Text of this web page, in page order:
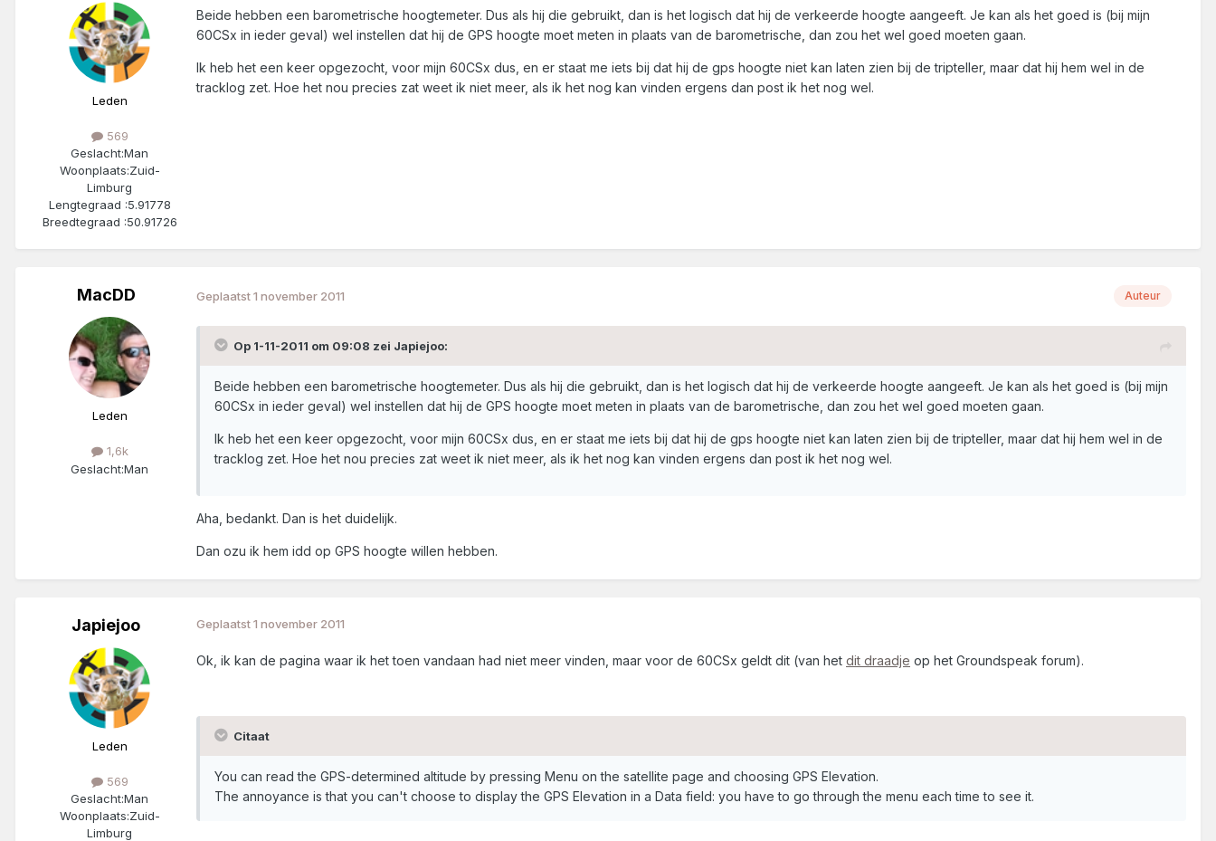
Leden
569
Geslacht:Man
Woonplaats:Zuid-
Limburg
Lengtegraad :5.91778
Breedtegraad :50.91726
Beide hebben een barometrische hoogtemeter. Dus als hij die gebruikt, dan is het logisch dat hij de verkeerde hoogte aangeeft. Je kan als het goed is (bij mijn
60CSx in ieder geval) wel instellen dat hij de GPS hoogte moet meten in plaats van de barometrische, dan zou het wel goed moeten gaan.
Ik heb het een keer opgezocht, voor mijn 60CSx dus, en er staat me iets bij dat hij de gps hoogte niet kan laten zien bij de tripteller, maar dat hij hem wel in de
tracklog zet. Hoe het nou precies zat weet ik niet meer, als ik het nog kan vinden ergens dan post ik het nog wel.
MacDD
Leden
1,6k
Geslacht:Man
Auteur
Geplaatst1 november 2011
Op 1-11-2011 om 09:08 zei Japiejoo:
Beide hebben een barometrische hoogtemeter. Dus als hij die gebruikt, dan is het logisch dat hij de verkeerde hoogte aangeeft. Je kan als het goed is (bij mijn
60CSx in ieder geval) wel instellen dat hij de GPS hoogte moet meten in plaats van de barometrische, dan zou het wel goed moeten gaan.
Ik heb het een keer opgezocht, voor mijn 60CSx dus, en er staat me iets bij dat hij de gps hoogte niet kan laten zien bij de tripteller, maar dat hij hem wel in de
tracklog zet. Hoe het nou precies zat weet ik niet meer, als ik het nog kan vinden ergens dan post ik het nog wel.
Aha, bedankt. Dan is het duidelijk.
Dan ozu ik hem idd op GPS hoogte willen hebben.
Japiejoo
Leden
569
Geslacht:Man
Woonplaats:Zuid-
Limburg
Geplaatst1 november 2011
Ok, ik kan de pagina waar ik het toen vandaan had niet meer vinden, maar voor de 60CSx geldt dit (van het dit draadje op het Groundspeak forum).
Citaat
You can read the GPS-determined altitude by pressing Menu on the satellite page and choosing GPS Elevation.
The annoyance is that you can't choose to display the GPS Elevation in a Data field: you have to go through the menu each time to see it.